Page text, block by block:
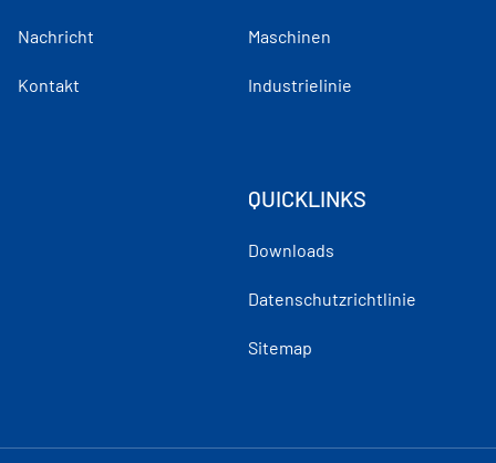
Nachricht
Kontakt
Maschinen
Industrielinie
QUICKLINKS
Downloads
Datenschutzrichtlinie
Sitemap